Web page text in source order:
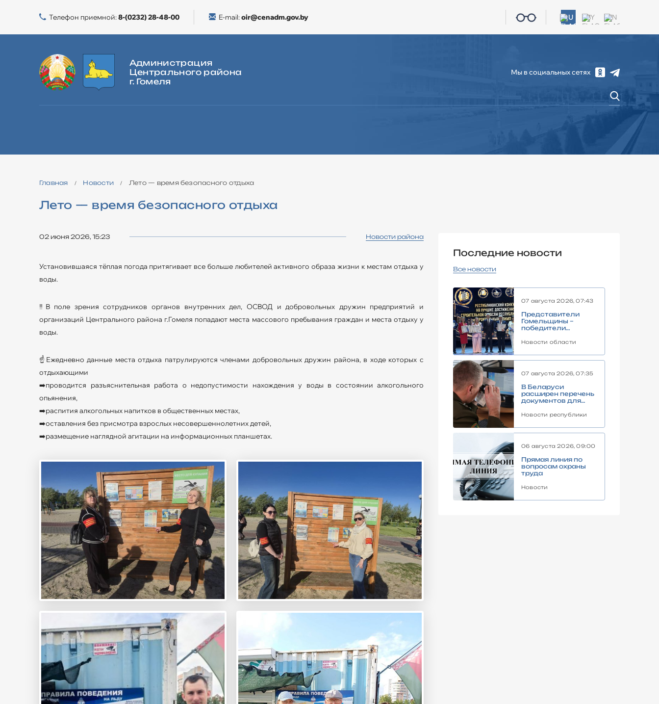
Телефон приемной:8-(0232) 28-48-00 E-mail:oir@cenadm.gov.by RU BY EN
Администрация
Центрального района
г. Гомеля
Мы в социальных сетях
ЖИЛИЩНАЯ ПОЛИТИКА ДЛЯ ОБРАЩЕНИЙ КОНТАКТЫ
Главная / Новости / Лето — время безопасного отдыха
Лето — время безопасного отдыха
02 июня 2026, 15:23 Новости района
Установившаяся тёплая погода притягивает все больше любителей активного образа жизни к местам отдыха у
воды.
‼️В поле зрения сотрудников органов внутренних дел, ОСВОД и добровольных дружин предприятий и
организаций Центрального района г.Гомеля попадают места массового пребывания граждан и места отдыху у
воды.
☝️Ежедневно данные места отдыха патрулируются членами добровольных дружин района, в ходе которых с
отдыхающими
➡️проводится разъяснительная работа о недопустимости нахождения у воды в состоянии алкогольного
опьянения,
➡️распития алкогольных напитков в общественных местах,
➡️оставления без присмотра взрослых несовершеннолетних детей,
➡️размещение наглядной агитации на информационных планшетах.
Последние новости
Все новости
07 августа 2026, 07:43
Представители
Гомельщины –
победители
Олимпа – 2026»
Новости области
07 августа 2026, 07:35
В Беларуси
расширен перечень
документов для
пограничную зону
Новости республики
06 августа 2026, 09:00
Прямая линия по
вопросам охраны
труда
Новости